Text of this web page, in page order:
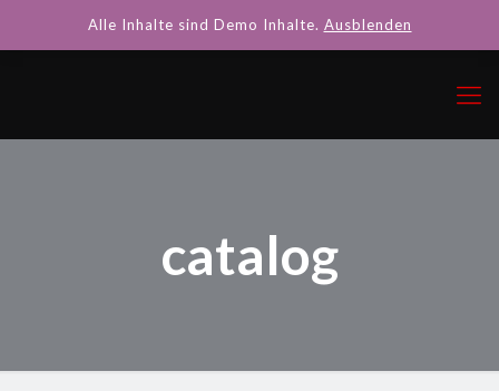
catalog
Alle Inhalte sind Demo Inhalte. Ausblenden